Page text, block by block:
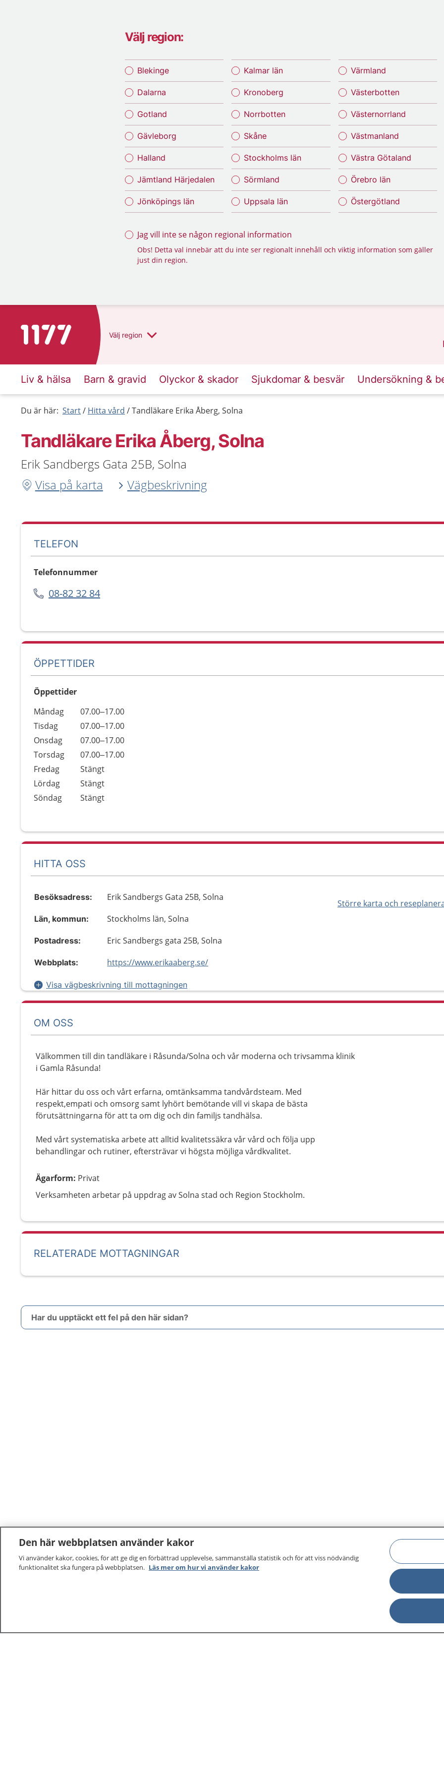
Välj region:
Blekinge
Dalarna
Gotland
Gävleborg
Halland
Jämtland Härjedalen
Jönköpings län
Kalmar län
Kronoberg
Norrbotten
Skåne
Stockholms län
Sörmland
Uppsala län
Värmland
Västerbotten
Västernorrland
Västmanland
Västra Götaland
Örebro län
Östergötland
Jag vill inte se någon regional information
Obs! Detta val innebär att du inte ser regionalt innehåll och viktig information som gäller
just din region.
Till startsidan för 1177 Välj region
Liv & hälsa Barn & gravid Olyckor & skador Sjukdomar & besvär Undersökning &
Du är här: Start Hitta vård Tandläkare Erika Åberg, Solna
Tandläkare Erika Åberg, Solna
Erik Sandbergs Gata 25B, Solna
Visa på karta
Vägbeskrivning
TELEFON
Telefonnummer
08-82 32 84
ÖPPETTIDER
Öppettider
Dag
Öppettider
Kommentarer
Måndag
07.00–17.00
Tisdag
07.00–17.00
Onsdag
07.00–17.00
Torsdag
07.00–17.00
Fredag
Stängt
Lördag
Stängt
Söndag
Stängt
HITTA OSS
Större karta och
Besöksadress: Erik Sandbergs Gata 25B, Solna
Län, kommun: Stockholms län, Solna
Postadress: Eric Sandbergs gata 25B, Solna
Webbplats: https://www.erikaaberg.se/
Visa vägbeskrivning till mottagningen
OM OSS
Välkommen till din tandläkare i Råsunda/Solna och vår moderna och trivsamma klinik
i Gamla Råsunda!
Här hittar du oss och vårt erfarna, omtänksamma tandvårdsteam. Med
respekt,empati och omsorg samt lyhört bemötande vill vi skapa de bästa
förutsättningarna för att ta om dig och din familjs tandhälsa.
Med vårt systematiska arbete att alltid kvalitetssäkra vår vård och följa upp
behandlingar och rutiner, eftersträvar vi högsta möjliga vårdkvalitet.
Ägarform: Privat
Verksamheten arbetar på uppdrag av Solna stad och Region Stockholm.
RELATERADE MOTTAGNINGAR
Har du upptäckt ett fel på den här sidan?
Den här webbplatsen använder kakor
Vi använder kakor, cookies, för att ge dig en förbättrad upplevelse, sammanställa statistik och för att viss nödvändig
funktionalitet ska fungera på webbplatsen. Läs mer om hur vi använder kakor